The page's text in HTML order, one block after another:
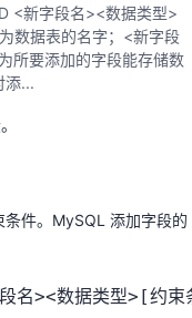
<新字段名><数据类型>
数据表的名字；<新字段
所要添加的字段能存储数
添...
件。MySQL 添加字段的
名><数据类型> [约束